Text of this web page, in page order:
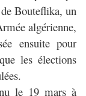
Bouteflika, un
algérienne,
ensuite pour
les élections
le 19 mars à